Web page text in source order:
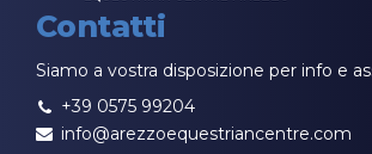
Contatti
Siamo a vostra disposizione per info e
+39 0575 99204
info@arezzoequestriancentre.com